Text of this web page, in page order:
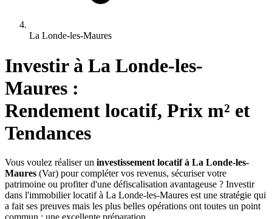
La Londe-les-Maures
Investir à La Londe-les-
Maures :
Rendement locatif, Prix m² et
Tendances
Vous voulez réaliser un investissement locatif à La Londe-les-
Maures (Var) pour compléter vos revenus, sécuriser votre
patrimoine ou profiter d'une défiscalisation avantageuse ? Investir
dans l'immobilier locatif à La Londe-les-Maures est une stratégie qui
a fait ses preuves mais les plus belles opérations ont toutes un point
commun : une excellente préparation.